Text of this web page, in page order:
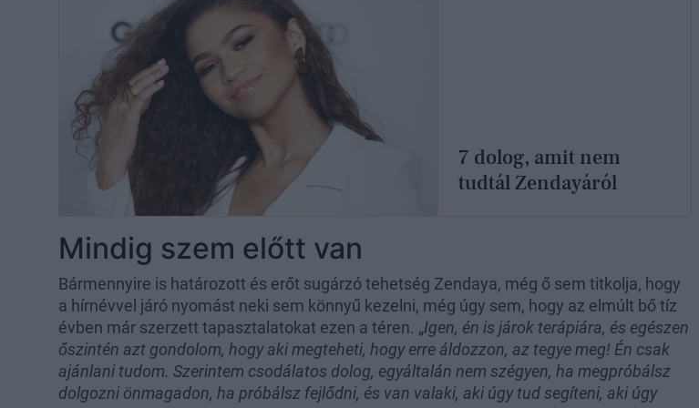
7 dolog, amit nem
tudtál Zendayáról
Mindig szem előtt van
Bármennyire is határozott és erőt sugárzó tehetség Zendaya, még ő sem titkolja, hogy
a hírnévvel járó nyomást neki sem könnyű kezelni, még úgy sem, hogy az elmúlt bő tíz
évben már szerzett tapasztalatokat ezen a téren. „Igen, én is járok terápiára, és egészen
őszintén azt gondolom, hogy aki megteheti, hogy erre áldozzon, az tegye meg! Én csak
ajánlani tudom. Szerintem csodálatos dolog, egyáltalán nem szégyen, ha megpróbálsz
dolgozni önmagadon, ha próbálsz fejlődni, és van valaki, aki úgy tud segíteni, aki úgy